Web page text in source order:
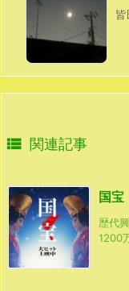
 関連記事
国宝
歴代
1200